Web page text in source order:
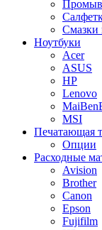
Смазки
Ноутбуки
Acer
ASUS
HP
Lenovo
MSI
Печатающая
Опции
Расходные
Avision
Brother
Canon
Epson
Fujifilm